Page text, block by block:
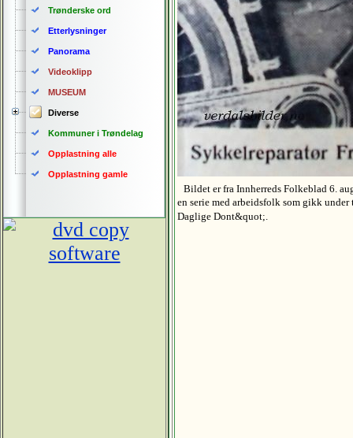
Trønderske ord
Etterlysninger
Panorama
Videoklipp
MUSEUM
Diverse
Kommuner i Trøndelag
Opplastning alle
Opplastning gamle
Bildet er fra Innherreds Folkeblad 6.
en serie med arbeidsfolk som gikk
Daglige Dont&quot;.